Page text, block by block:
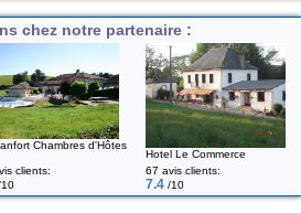
chez notre partenaire :
Chambres d'Hôtes
Hotel Le Commerce
clients: 67 avis clients:
7.4 /10